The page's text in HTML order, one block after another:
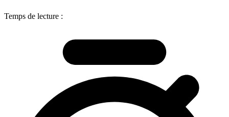
Temps de lecture :